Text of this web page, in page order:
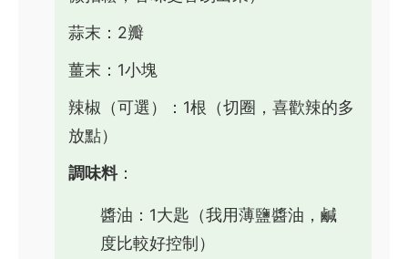
蒜末：2瓣
薑末：1小塊
辣椒（可選）：1根（切圈，喜歡辣的多
放點）
調味料：
醬油：1大匙（我用薄鹽醬油，鹹
度比較好控制）